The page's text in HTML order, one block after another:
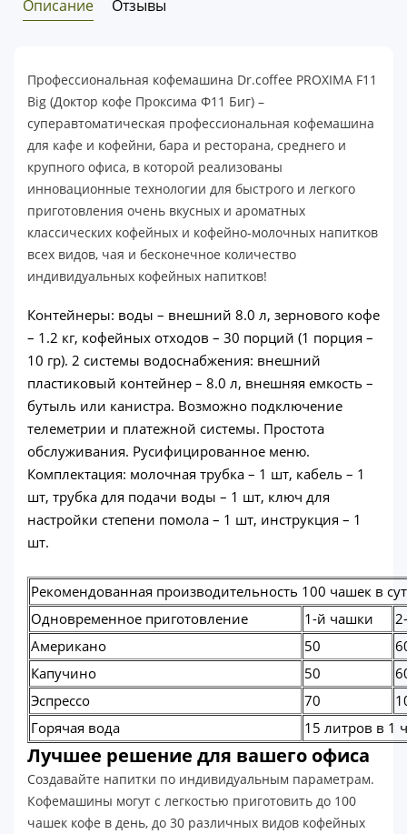
Описание Отзывы
Профессиональная кофемашина Dr.coffee PROXIMA F11
Big (Доктор кофе Проксима Ф11 Биг) –
суперавтоматическая профессиональная кофемашина
для кафе и кофейни, бара и ресторана, среднего и
крупного офиса, в которой реализованы
инновационные технологии для быстрого и легкого
приготовления очень вкусных и ароматных
классических кофейных и кофейно-молочных напитков
всех видов, чая и бесконечное количество
индивидуальных кофейных напитков!
Контейнеры: воды – внешний 8.0 л, зернового кофе
– 1.2 кг, кофейных отходов – 30 порций (1 порция –
10 гр). 2 системы водоснабжения: внешний
пластиковый контейнер – 8.0 л, внешняя емкость –
бутыль или канистра. Возможно подключение
телеметрии и платежной системы. Простота
обслуживания. Русифицированное меню.
Комплектация: молочная трубка – 1 шт, кабель – 1
шт, трубка для подачи воды – 1 шт, ключ для
настройки степени помола – 1 шт, инструкция – 1
шт.
Рекомендованная производительность 100 чашек в
Одновременное приготовление
1-й чашки
Американо
50
Капучино
50
Эспрессо
70
Горячая вода
15 литров в 1
Лучшее решение для вашего офиса
Создавайте напитки по индивидуальным параметрам.
Кофемашины могут с легкостью приготовить до 100
чашек кофе в день, до 30 различных видов кофейных